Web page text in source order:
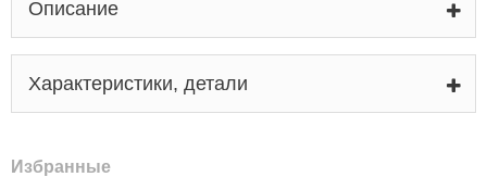
Описание
Характеристики, детали
Избранные